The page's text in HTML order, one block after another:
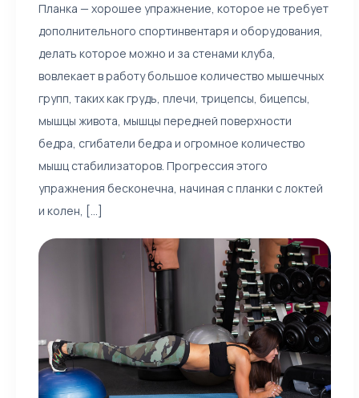
Планка — хорошее упражнение, которое не требует
дополнительного спортинвентаря и оборудования,
делать которое можно и за стенами клуба,
вовлекает в работу большое количество мышечных
групп, таких как грудь, плечи, трицепсы, бицепсы,
мышцы живота, мышцы передней поверхности
бедра, сгибатели бедра и огромное количество
мышц стабилизаторов. Прогрессия этого
упражнения бесконечна, начиная с планки с локтей
и колен, [...]